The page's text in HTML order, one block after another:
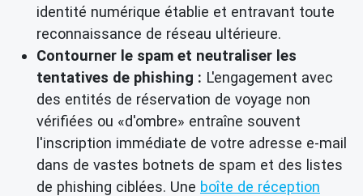
identité numérique établie et entravant toute
reconnaissance de réseau ultérieure.
Contourner le spam et neutraliser les
tentatives de phishing : L'engagement avec
des entités de réservation de voyage non
vérifiées ou «d'ombre» entraîne souvent
l'inscription immédiate de votre adresse e-mail
dans de vastes botnets de spam et des listes
de phishing ciblées. Une boîte de réception